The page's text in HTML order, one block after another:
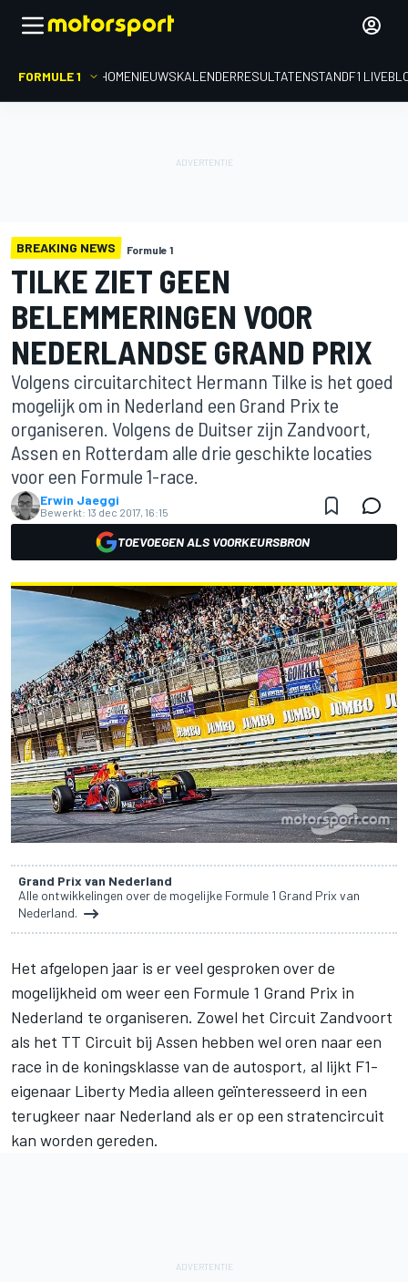
FORMULE 1 HOMENIEUWSKALENDERRESULTATENSTANDF1
BREAKING NEWS Formule 1
TILKE ZIET GEEN
BELEMMERINGEN VOOR
NEDERLANDSE GRAND PRIX
Volgens circuitarchitect Hermann Tilke is het goed
mogelijk om in Nederland een Grand Prix te
organiseren. Volgens de Duitser zijn Zandvoort,
Assen en Rotterdam alle drie geschikte locaties
voor een Formule 1-race.
Erwin Jaeggi
Bewerkt: 13 dec 2017, 16:15
TOEVOEGEN ALS VOORKEURSBRON
Grand Prix van Nederland
Alle ontwikkelingen over de mogelijke Formule 1 Grand Prix van
Nederland.
Het afgelopen jaar is er veel gesproken over de
mogelijkheid om weer een Formule 1 Grand Prix in
Nederland te organiseren. Zowel het Circuit Zandvoort
als het TT Circuit bij Assen hebben wel oren naar een
race in de koningsklasse van de autosport, al lijkt F1-
eigenaar Liberty Media alleen geïnteresseerd in een
terugkeer naar Nederland als er op een stratencircuit
kan worden gereden.